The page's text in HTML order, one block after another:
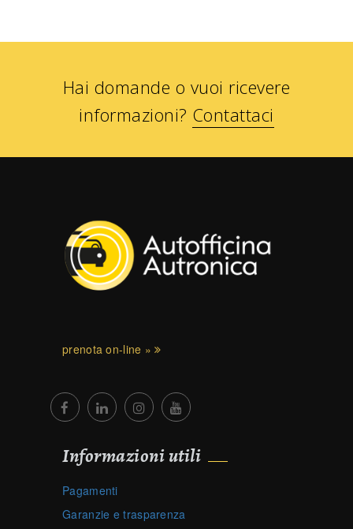
Hai domande o vuoi ricevere
informazioni? Contattaci
prenota on-line »
Informazioni utili
Pagamenti
Garanzie e trasparenza